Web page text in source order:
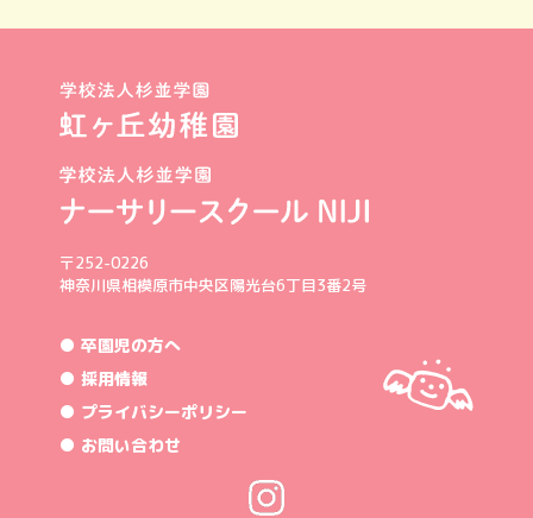
〒252-0226
神奈川県相模原市中央区陽光台6丁目3番2号
● 卒園児の方へ
● 採用情報
● プライバシーポリシー
● お問い合わせ